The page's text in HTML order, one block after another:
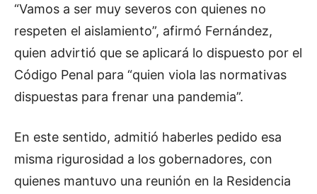
“Vamos a ser muy severos con quienes no
respeten el aislamiento”, afirmó Fernández,
quien advirtió que se aplicará lo dispuesto por el
Código Penal para “quien viola las normativas
dispuestas para frenar una pandemia”.
En este sentido, admitió haberles pedido esa
misma rigurosidad a los gobernadores, con
quienes mantuvo una reunión en la Residencia